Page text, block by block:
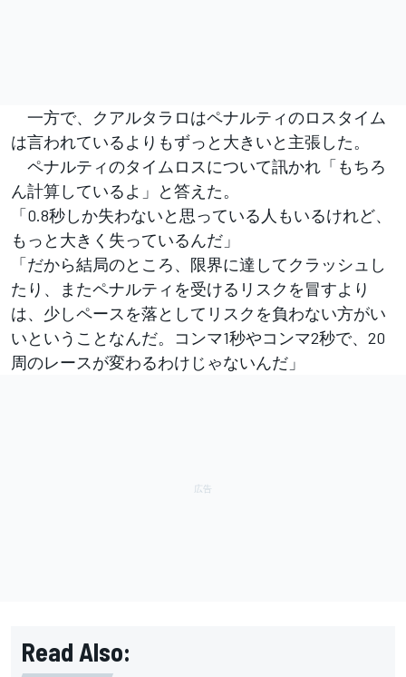
一方で、クアルタラロはペナルティのロスタイム
は言われているよりもずっと大きいと主張した。
ペナルティのタイムロスについて訊かれ「もちろ
ん計算しているよ」と答えた。
「0.8秒しか失わないと思っている人もいるけれど、
もっと大きく失っているんだ」
「だから結局のところ、限界に達してクラッシュし
たり、またペナルティを受けるリスクを冒すより
は、少しペースを落としてリスクを負わない方がい
いということなんだ。コンマ1秒やコンマ2秒で、20
周のレースが変わるわけじゃないんだ」
Read Also: